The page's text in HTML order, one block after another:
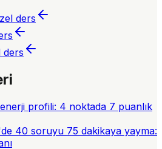
ders
ders
profili: 4 noktada 7 puanlık
40 soruyu 75 dakikaya yayma: